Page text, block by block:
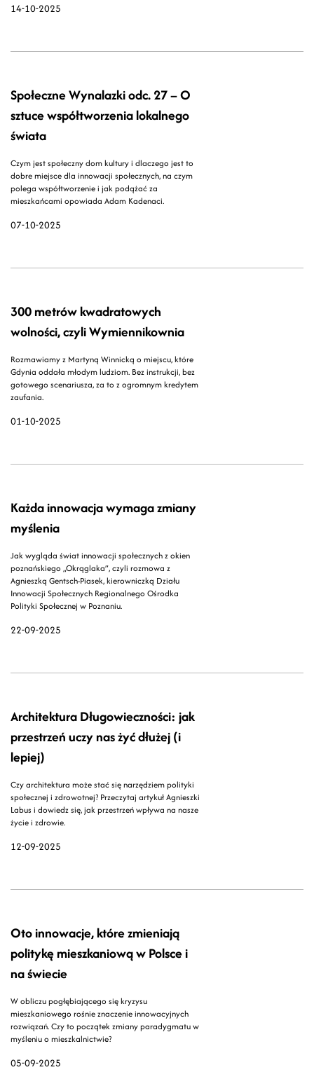
14-10-2025
07-10-2025
Społeczne Wynalazki odc. 27 – O
sztuce współtworzenia lokalnego
świata
Czym jest społeczny dom kultury i dlaczego jest to
dobre miejsce dla innowacji społecznych, na czym
polega współtworzenie i jak podążać za
mieszkańcami opowiada Adam Kadenaci.
01-10-2025
300 metrów kwadratowych
wolności, czyli Wymiennikownia
Rozmawiamy z Martyną Winnicką o miejscu, które
Gdynia oddała młodym ludziom. Bez instrukcji, bez
gotowego scenariusza, za to z ogromnym kredytem
zaufania.
22-09-2025
Każda innowacja wymaga zmiany
myślenia
Jak wygląda świat innowacji społecznych z okien
poznańskiego „Okrąglaka”, czyli rozmowa z
Agnieszką Gentsch-Piasek, kierowniczką Działu
Innowacji Społecznych Regionalnego Ośrodka
Polityki Społecznej w Poznaniu.
12-09-2025
Architektura Długowieczności: jak
przestrzeń uczy nas żyć dłużej (i
lepiej)
Czy architektura może stać się narzędziem polityki
społecznej i zdrowotnej? Przeczytaj artykuł Agnieszki
Labus i dowiedz się, jak przestrzeń wpływa na nasze
życie i zdrowie.
05-09-2025
Oto innowacje, które zmieniają
politykę mieszkaniową w Polsce i
na świecie
W obliczu pogłębiającego się kryzysu
mieszkaniowego rośnie znaczenie innowacyjnych
rozwiązań. Czy to początek zmiany paradygmatu w
myśleniu o mieszkalnictwie?